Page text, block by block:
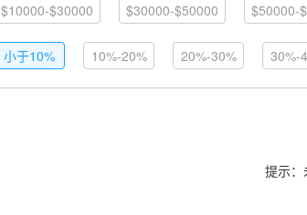
$10000-$30000 $30000-$50000 $50000-
小于10% 10%-20% 20%-30% 30%-
提示